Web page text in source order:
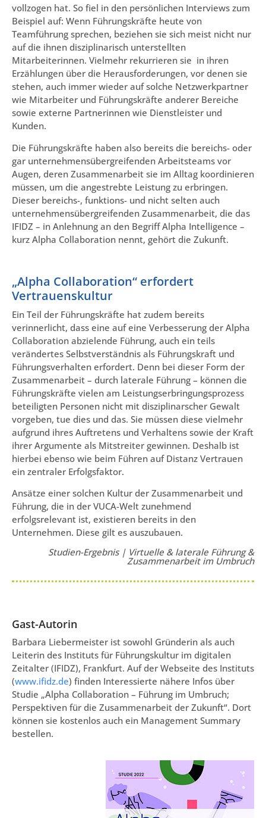
vollzogen hat. So fiel in den persönlichen Interviews zum
Beispiel auf: Wenn Führungskräfte heute von
Teamführung sprechen, beziehen sie sich meist nicht nur
auf die ihnen disziplinarisch unterstellten
Mitarbeiterinnen. Vielmehr rekurrieren sie in ihren
Erzählungen über die Herausforderungen, vor denen sie
stehen, auch immer wieder auf solche Netzwerkpartner
wie Mitarbeiter und Führungskräfte anderer Bereiche
sowie externe Partnerinnen wie Dienstleister und
Kunden.
Die Führungskräfte haben also bereits die bereichs- oder
gar unternehmensübergreifenden Arbeitsteams vor
Augen, deren Zusammenarbeit sie im Alltag koordinieren
müssen, um die angestrebte Leistung zu erbringen.
Dieser bereichs-, funktions- und nicht selten auch
unternehmensübergreifenden Zusammenarbeit, die das
IFIDZ – in Anlehnung an den Begriff Alpha Intelligence –
kurz Alpha Collaboration nennt, gehört die Zukunft.
„Alpha Collaboration“ erfordert
Vertrauenskultur
Ein Teil der Führungskräfte hat zudem bereits
verinnerlicht, dass eine auf eine Verbesserung der Alpha
Collaboration abzielende Führung, auch ein teils
verändertes Selbstverständnis als Führungskraft und
Führungsverhalten erfordert. Denn bei dieser Form der
Zusammenarbeit – durch laterale Führung – können die
Führungskräfte vielen am Leistungserbringungsprozess
beteiligten Personen nicht mit disziplinarscher Gewalt
vorgeben, tue dies und das. Sie müssen diese vielmehr
aufgrund ihres Auftretens und Verhaltens sowie der Kraft
ihrer Argumente als Mitstreiter gewinnen. Deshalb ist
hierbei ebenso wie beim Führen auf Distanz Vertrauen
ein zentraler Erfolgsfaktor.
Ansätze einer solchen Kultur der Zusammenarbeit und
Führung, die in der VUCA-Welt zunehmend
erfolgsrelevant ist, existieren bereits in den
Unternehmen. Diese gilt es auszubauen.
Studien-Ergebnis | Virtuelle & laterale Führung &
Zusammenarbeit im Umbruch
Gast-Autorin
Barbara Liebermeister ist sowohl Gründerin als auch
Leiterin des Instituts für Führungskultur im digitalen
Zeitalter (IFIDZ), Frankfurt. Auf der Webseite des Instituts
(www.ifidz.de) finden Interessierte nähere Infos über
Studie „Alpha Collaboration – Führung im Umbruch;
Perspektiven für die Zusammenarbeit der Zukunft“. Dort
können sie kostenlos auch ein Management Summary
bestellen.